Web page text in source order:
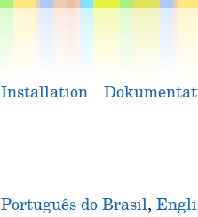
Installation
Português do Brasil,